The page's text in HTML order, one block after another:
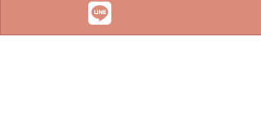
ADDRESS & TEL
電話 :07-3733316